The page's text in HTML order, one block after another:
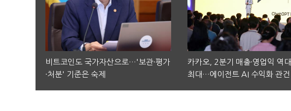
비트코인도 국가자산으로…'보관·평가
·처분' 기준은 숙제
카카오, 2분기 매출·영업익 역대
최대…에이전트 AI 수익화 관건